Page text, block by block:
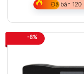
Đã bán 120
-8%